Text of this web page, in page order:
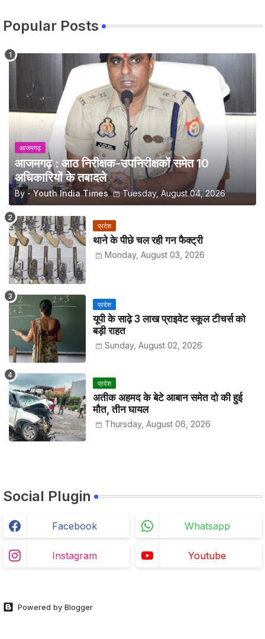
Popular Posts
आजमगढ़
आजमगढ़ : आठ निरीक्षक-उपनिरीक्षकों समेत 10
अधिकारियों के तबादले
By - Youth India Times Tuesday, August 04, 2026
प्रदेश
थाने के पीछे चल रही गन फैक्ट्री
Monday, August 03, 2026
प्रदेश
यूपी के साढ़े 3 लाख प्राइवेट स्कूल टीचर्स को
बड़ी राहत
Sunday, August 02, 2026
प्रदेश
अतीक अहमद के बेटे आबान समेत दो की हुई
मौत, तीन घायल
Thursday, August 06, 2026
Social Plugin
Facebook Whatsapp
Instagram Youtube
Powered by Blogger